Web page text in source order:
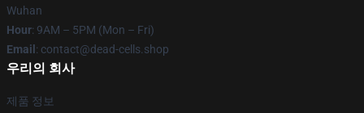
Wuhan
Hour: 9AM – 5PM (Mon – Fri)
Email : contact@dead-cells.shop
우리의 회사
제품 정보